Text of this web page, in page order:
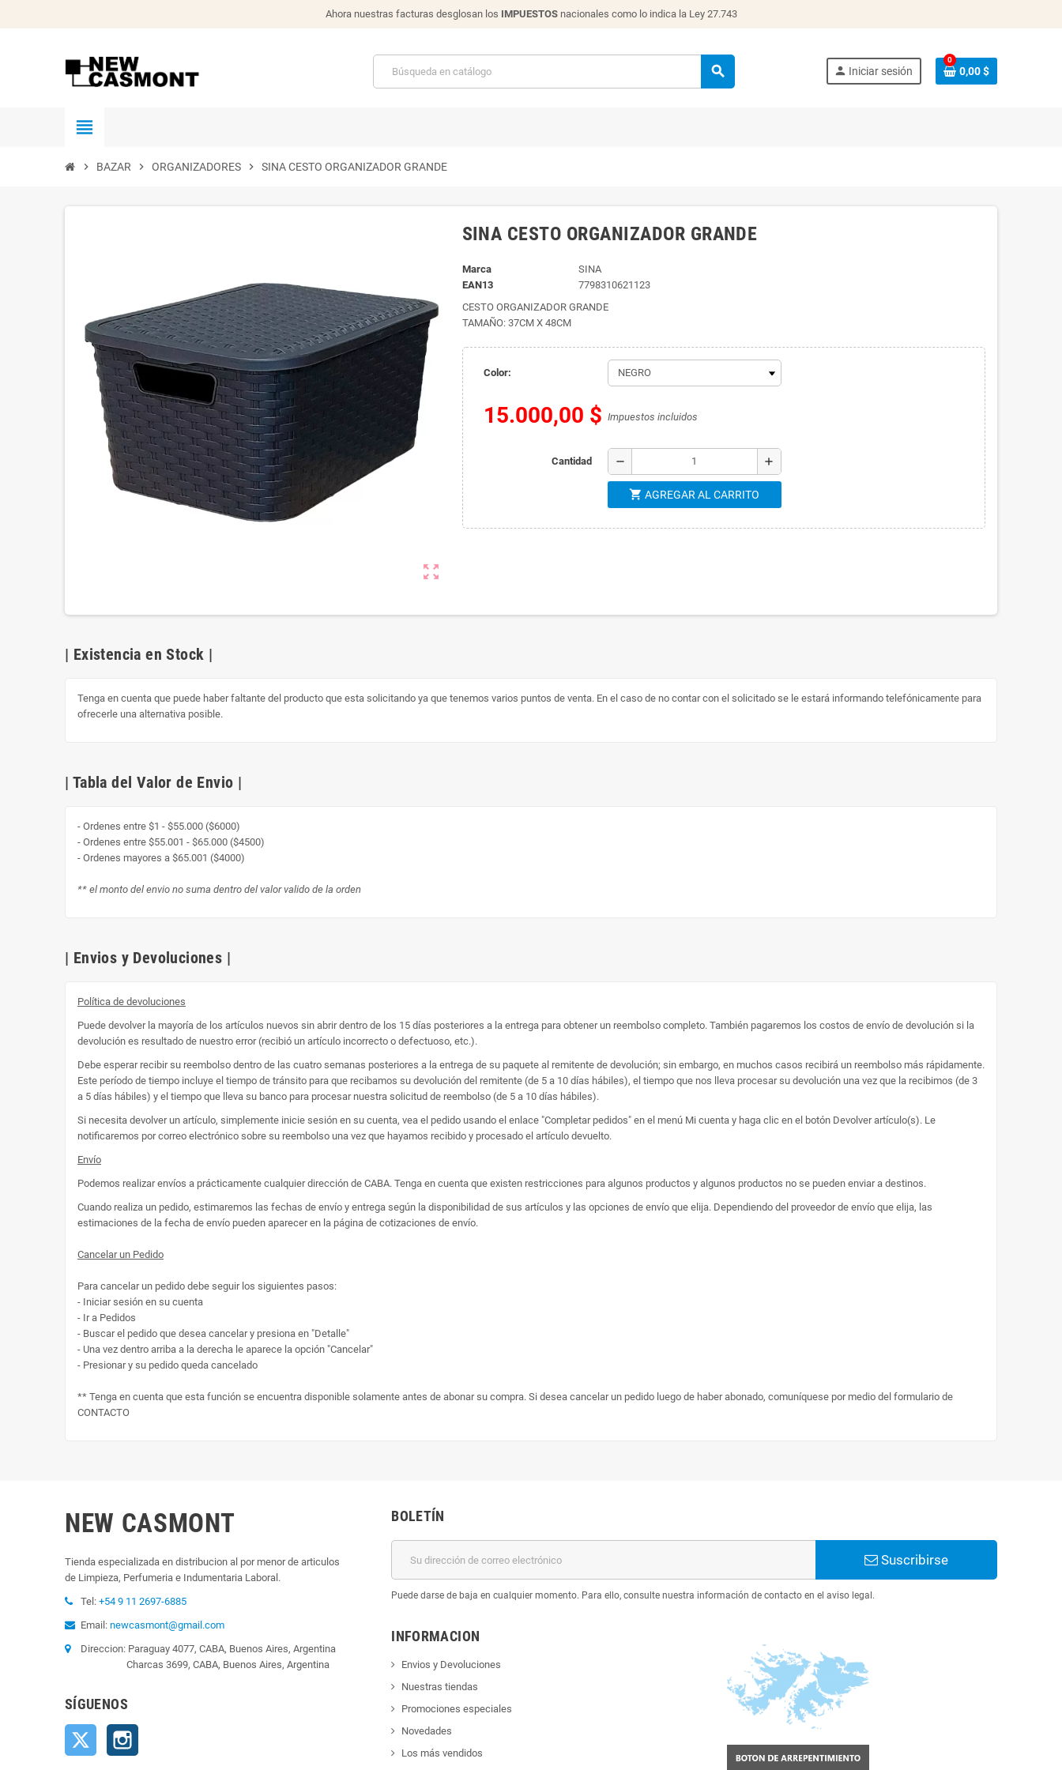
Ahora nuestras facturas desglosan los IMPUESTOSnacionales como lo indica la Ley 27.743
search person Iniciar sesión
0
0,00 $
view_headline
chevron_right BAZAR chevron_right ORGANIZADORES chevron_right SINA CESTO ORGANIZADOR GRANDE
zoom_out_map
SINA CESTO ORGANIZADOR GRANDE
Marca
SINA
EAN13
7798310621123
CESTO ORGANIZADOR GRANDE
TAMAÑO: 37CM X 48CM
Color:
15.000,00 $ Impuestos incluidos
Cantidad remove add
shopping_cart AGREGAR AL CARRITO
| Existencia en Stock |
Tenga en cuenta que puede haber faltante del producto que esta solicitando ya que tenemos varios puntos de venta. En el caso de no contar con el solicitado se le estará informando telefónicamente para
ofrecerle una alternativa posible.
| Tabla del Valor de Envio |
- Ordenes entre $1 - $55.000 ($6000)
- Ordenes entre $55.001 - $65.000 ($4500)
- Ordenes mayores a $65.001 ($4000)
** el monto del envio no suma dentro del valor valido de la orden
| Envios y Devoluciones |
Política de devoluciones
Puede devolver la mayoría de los artículos nuevos sin abrir dentro de los 15 días posteriores a la entrega para obtener un reembolso completo. También pagaremos los costos de envío de devolución si la
devolución es resultado de nuestro error (recibió un artículo incorrecto o defectuoso, etc.).
Debe esperar recibir su reembolso dentro de las cuatro semanas posteriores a la entrega de su paquete al remitente de devolución; sin embargo, en muchos casos recibirá un reembolso más rápidamente.
Este período de tiempo incluye el tiempo de tránsito para que recibamos su devolución del remitente (de 5 a 10 días hábiles), el tiempo que nos lleva procesar su devolución una vez que la recibimos (de 3
a 5 días hábiles) y el tiempo que lleva su banco para procesar nuestra solicitud de reembolso (de 5 a 10 días hábiles).
Si necesita devolver un artículo, simplemente inicie sesión en su cuenta, vea el pedido usando el enlace "Completar pedidos" en el menú Mi cuenta y haga clic en el botón Devolver artículo(s). Le
notificaremos por correo electrónico sobre su reembolso una vez que hayamos recibido y procesado el artículo devuelto.
Envío
Podemos realizar envíos a prácticamente cualquier dirección de CABA. Tenga en cuenta que existen restricciones para algunos productos y algunos productos no se pueden enviar a destinos.
Cuando realiza un pedido, estimaremos las fechas de envío y entrega según la disponibilidad de sus artículos y las opciones de envío que elija. Dependiendo del proveedor de envío que elija, las
estimaciones de la fecha de envío pueden aparecer en la página de cotizaciones de envío.
Cancelar un Pedido
Para cancelar un pedido debe seguir los siguientes pasos:
- Iniciar sesión en su cuenta
- Ir a Pedidos
- Buscar el pedido que desea cancelar y presiona en "Detalle"
- Una vez dentro arriba a la derecha le aparece la opción "Cancelar"
- Presionar y su pedido queda cancelado
** Tenga en cuenta que esta función se encuentra disponible solamente antes de abonar su compra. Si desea cancelar un pedido luego de haber abonado, comuníquese por medio del formulario de
CONTACTO
NEW CASMONT
Tienda especializada en distribucion al por menor de articulos
de Limpieza, Perfumeria e Indumentaria Laboral.
Tel: +54 9 11 2697-6885
Email: newcasmont@gmail.com
Direccion: Paraguay 4077, CABA, Buenos Aires, Argentina
Charcas 3699, CABA, Buenos Aires, Argentina
SÍGUENOS
Twitter
BOLETÍN
Suscribirse
Puede darse de baja en cualquier momento. Para ello, consulte nuestra información de contacto en el aviso legal.
INFORMACION
Envios y Devoluciones
Nuestras tiendas
Promociones especiales
Novedades
Los más vendidos